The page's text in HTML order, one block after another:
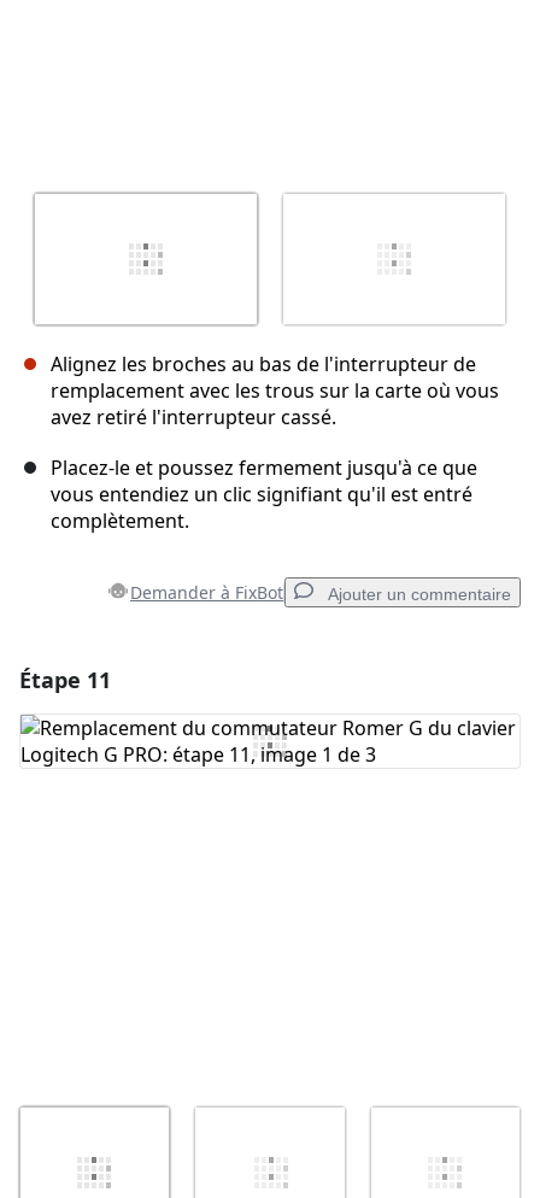
Alignez les broches au bas de l'interrupteur de
remplacement avec les trous sur la carte où vous
avez retiré l'interrupteur cassé.
Placez-le et poussez fermement jusqu'à ce que
vous entendiez un clic signifiant qu'il est entré
complètement.
Demander à FixBot Ajouter un commentaire
Ajouter un commentaire
Étape 11